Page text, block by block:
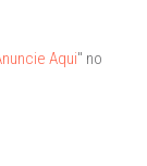
Aqui" no